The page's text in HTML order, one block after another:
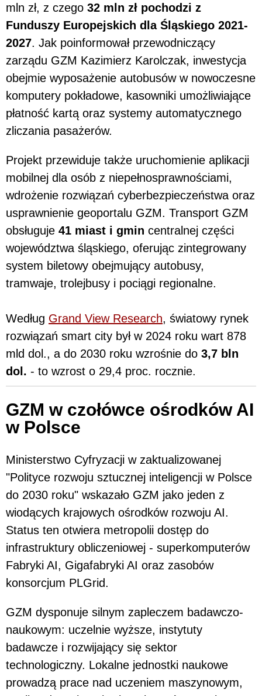
mln zł, z czego 32 mln zł pochodzi z
Funduszy Europejskich dla Śląskiego 2021-
2027. Jak poinformował przewodniczący
zarządu GZM Kazimierz Karolczak, inwestycja
obejmie wyposażenie autobusów w nowoczesne
komputery pokładowe, kasowniki umożliwiające
płatność kartą oraz systemy automatycznego
zliczania pasażerów.
Projekt przewiduje także uruchomienie aplikacji
mobilnej dla osób z niepełnosprawnościami,
wdrożenie rozwiązań cyberbezpieczeństwa oraz
usprawnienie geoportalu GZM. Transport GZM
obsługuje 41 miast i gmin centralnej części
województwa śląskiego, oferując zintegrowany
system biletowy obejmujący autobusy,
tramwaje, trolejbusy i pociągi regionalne.
Według Grand View Research, światowy rynek
rozwiązań smart city był w 2024 roku wart 878
mld dol., a do 2030 roku wzrośnie do 3,7 bln
dol. - to wzrost o 29,4 proc. rocznie.
GZM w czołówce ośrodków AI
w Polsce
Ministerstwo Cyfryzacji w zaktualizowanej
"Polityce rozwoju sztucznej inteligencji w Polsce
do 2030 roku" wskazało GZM jako jeden z
wiodących krajowych ośrodków rozwoju AI.
Status ten otwiera metropolii dostęp do
infrastruktury obliczeniowej - superkomputerów
Fabryki AI, Gigafabryki AI oraz zasobów
konsorcjum PLGrid.
GZM dysponuje silnym zapleczem badawczo-
naukowym: uczelnie wyższe, instytuty
badawcze i rozwijający się sektor
technologiczny. Lokalne jednostki naukowe
prowadzą prace nad uczeniem maszynowym,